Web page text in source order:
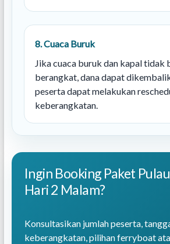
8. Cuaca Buruk
Jika cuaca buruk dan kapal tidak
berangkat, dana dapat
peserta dapat melakukan
keberangkatan.
Ingin Booking Paket
Hari 2 Malam?
Konsultasikan jumlah peserta,
keberangkatan, pilihan ferryboat